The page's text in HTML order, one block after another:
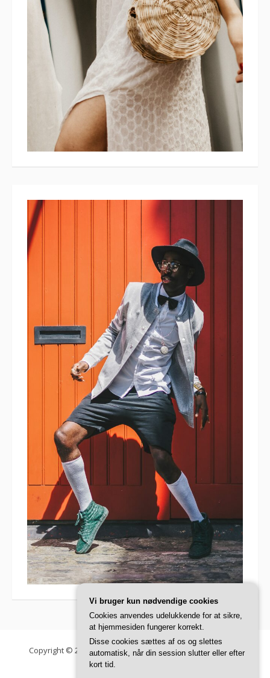
Copyright © 2026 Danish Fashion Institute. Alle rettigheder
forbeholdes.
Vi bruger kun nødvendige cookies
Cookies anvendes udelukkende for at sikre,
at hjemmesiden fungerer korrekt.
Disse cookies sættes af os og slettes
automatisk, når din session slutter eller efter
kort tid.